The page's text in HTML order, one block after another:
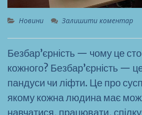
Новини Залишити коментар
Безбар’єрність — чому це
кожного? Безбар’єрність —
пандуси чи ліфти. Це про
якому кожна людина має
навчатися, працювати,